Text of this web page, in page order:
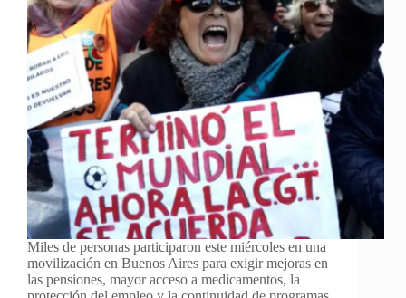
Miles de personas participaron este miércoles en una
movilización en Buenos Aires para exigir mejoras en
las pensiones, mayor acceso a medicamentos, la